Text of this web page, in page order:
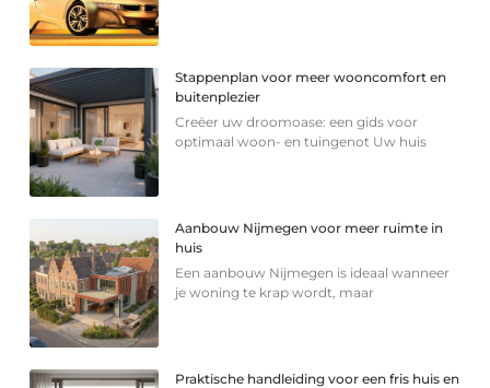
Stappenplan voor meer wooncomfort en
buitenplezier
Creëer uw droomoase: een gids voor
optimaal woon- en tuingenot Uw huis
Aanbouw Nijmegen voor meer ruimte in
huis
Een aanbouw Nijmegen is ideaal wanneer
je woning te krap wordt, maar
Praktische handleiding voor een fris huis en